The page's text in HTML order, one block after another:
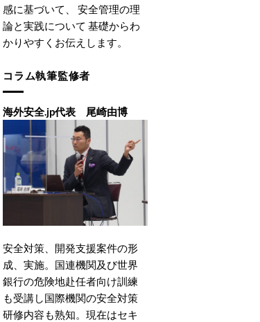
感に基づいて、 安全管理の理
論と実践について 基礎からわ
かりやすくお伝えします。
コラム執筆監修者
海外安全.jp代表 尾崎由博
安全対策、開発支援案件の形
成、実施。国連機関及び世界
銀行の危険地赴任者向け訓練
も受講し国際機関の安全対策
研修内容も熟知。現在はセキ